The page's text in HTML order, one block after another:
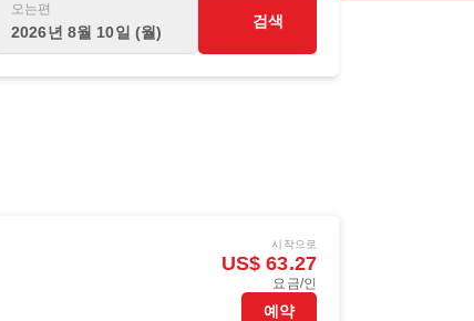
오는편
2026년 8월 10일 (월)
검색
시작으로
US$ 63.27
요금/인
예약